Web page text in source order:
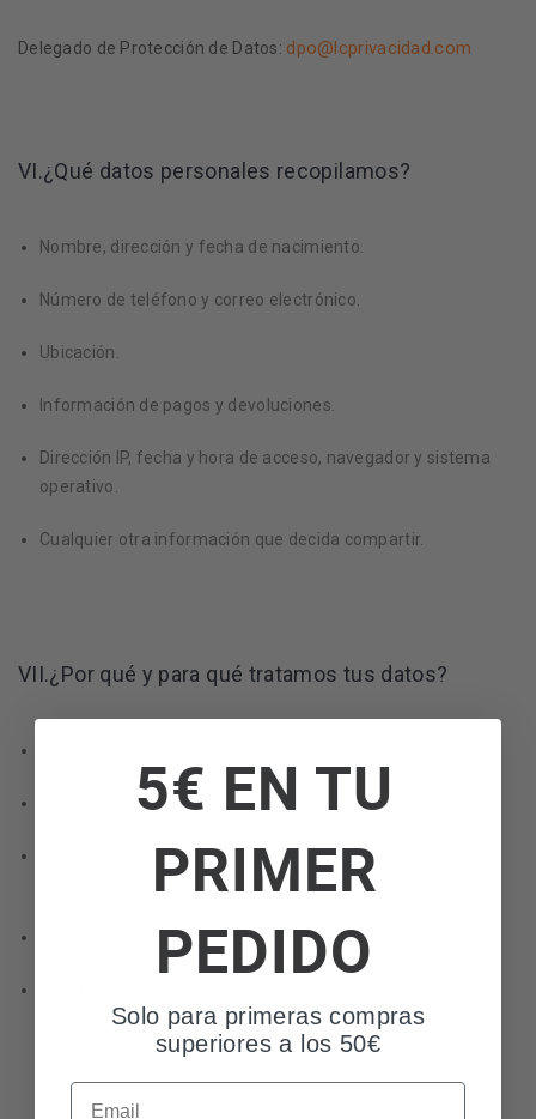
Delegado de Protección de Datos: dpo@lcprivacidad.com
VI.¿Qué datos personales recopilamos?
Nombre, dirección y fecha de nacimiento.
Número de teléfono y correo electrónico.
Ubicación.
Información de pagos y devoluciones.
Dirección IP, fecha y hora de acceso, navegador y sistema
operativo.
Cualquier otra información que decida compartir.
VII.¿Por qué y para qué tratamos tus datos?
Enviar información solicitada.
Acciones comerciales, mantenimiento de relación y
personalización de la experiencia.
Concursos y actividades promocionales.
necesario.
5€ EN TU
PRIMER
PEDIDO
Solo para primeras compras
superiores a los 50€
Email